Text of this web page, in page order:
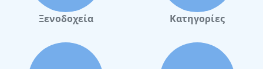
Ξενοδοχεία Κατηγορίες